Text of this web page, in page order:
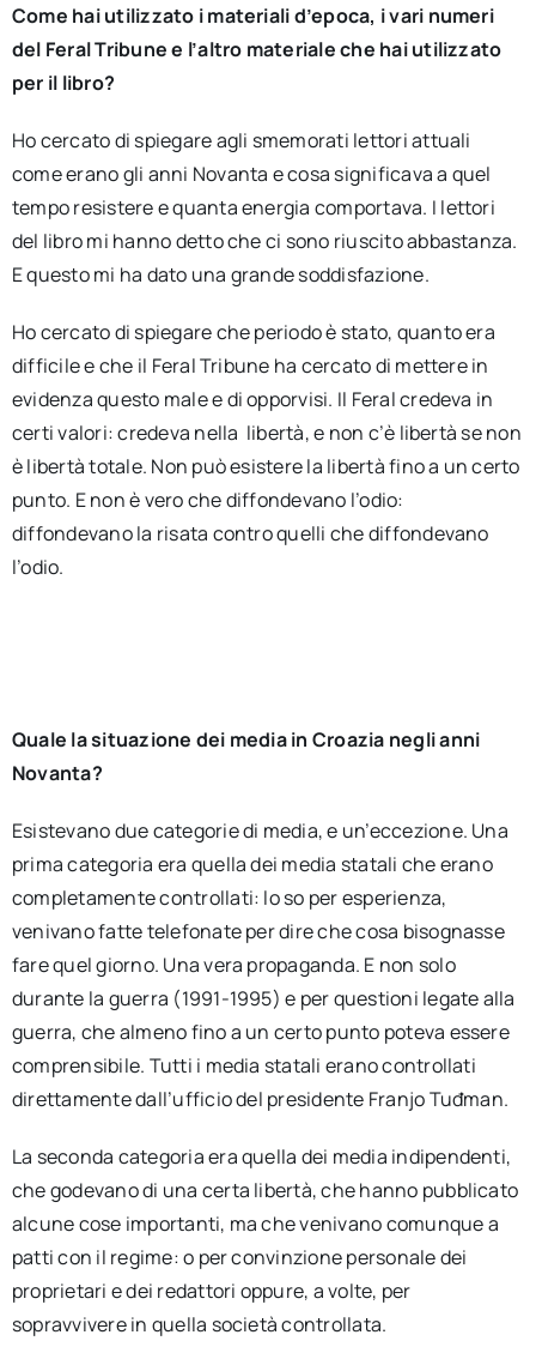
Come hai utilizzato i materiali d’epoca, i vari numeri
del Feral Tribune e l’altro materiale che hai utilizzato
per il libro?
Ho cercato di spiegare agli smemorati lettori attuali
come erano gli anni Novanta e cosa significava a quel
tempo resistere e quanta energia comportava. I lettori
del libro mi hanno detto che ci sono riuscito abbastanza.
E questo mi ha dato una grande soddisfazione.
Ho cercato di spiegare che periodo è stato, quanto era
difficile e che il Feral Tribune ha cercato di mettere in
evidenza questo male e di opporvisi. Il Feral credeva in
certi valori: credeva nella libertà, e non c’è libertà se non
è libertà totale. Non può esistere la libertà fino a un certo
punto. E non è vero che diffondevano l’odio:
diffondevano la risata contro quelli che diffondevano
l’odio.
Quale la situazione dei media in Croazia negli anni
Novanta?
Esistevano due categorie di media, e un’eccezione. Una
prima categoria era quella dei media statali che erano
completamente controllati: lo so per esperienza,
venivano fatte telefonate per dire che cosa bisognasse
fare quel giorno. Una vera propaganda. E non solo
durante la guerra (1991-1995) e per questioni legate alla
guerra, che almeno fino a un certo punto poteva essere
comprensibile. Tutti i media statali erano controllati
direttamente dall’ufficio del presidente Franjo Tuđman.
La seconda categoria era quella dei media indipendenti,
che godevano di una certa libertà, che hanno pubblicato
alcune cose importanti, ma che venivano comunque a
patti con il regime: o per convinzione personale dei
proprietari e dei redattori oppure, a volte, per
sopravvivere in quella società controllata.